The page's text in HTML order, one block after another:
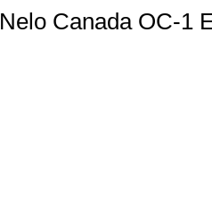
Nelo Canada OC-1